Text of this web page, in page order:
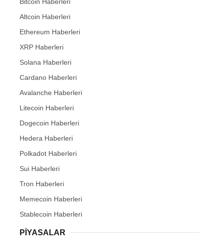
Altcoin Haberleri
Ethereum Haberleri
XRP Haberleri
Solana Haberleri
Cardano Haberleri
Avalanche Haberleri
Litecoin Haberleri
Dogecoin Haberleri
Hedera Haberleri
Polkadot Haberleri
Sui Haberleri
Tron Haberleri
Memecoin Haberleri
Stablecoin Haberleri
PIYASALAR